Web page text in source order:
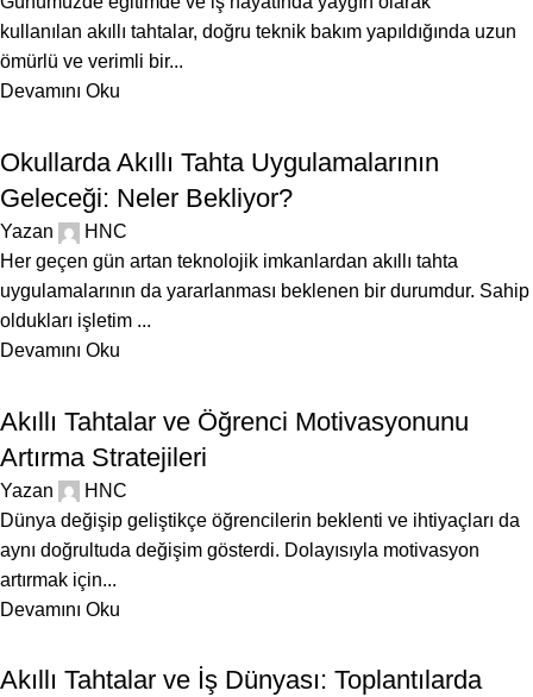
kullanılan akıllı tahtalar, doğru teknik bakım yapıldığında uzun
ömürlü ve verimli bir...
Devamını Oku
Okullarda Akıllı Tahta Uygulamalarının
Geleceği: Neler Bekliyor?
Yazan
HNC
Her geçen gün artan teknolojik imkanlardan akıllı tahta
uygulamalarının da yararlanması beklenen bir durumdur. Sahip
oldukları işletim ...
Devamını Oku
Akıllı Tahtalar ve Öğrenci Motivasyonunu
Artırma Stratejileri
Yazan
HNC
Dünya değişip geliştikçe öğrencilerin beklenti ve ihtiyaçları da
aynı doğrultuda değişim gösterdi. Dolayısıyla motivasyon
artırmak için...
Devamını Oku
Akıllı Tahtalar ve İş Dünyası: Toplantılarda